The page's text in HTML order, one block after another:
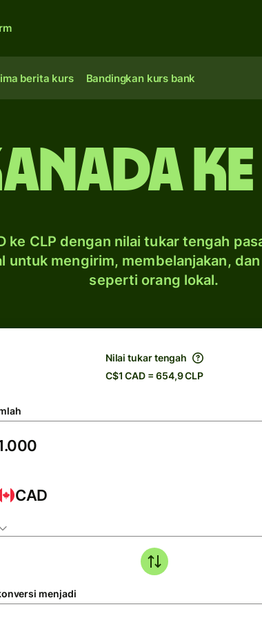
berita kurs Bandingkan kurs bank
ke
ke CLP dengan nilai tukar tengah
untuk mengirim, membelanjakan,
seperti orang lokal.
Nilai tukar tengah
C$1 CAD = 654,9 CLP
CAD
menjadi